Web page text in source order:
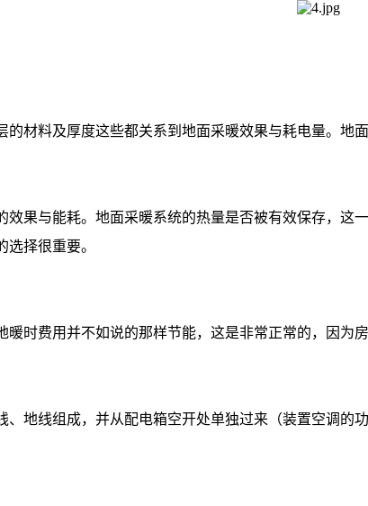
材料及厚度这些都关系到地面采暖效果与耗电量。地
效果与能耗。地面采暖系统的热量是否被有效保存，
择很重要。
时费用并不如说的那样节能，这是非常正常的，因为
、地线组成，并从配电箱空开处单独过来（装置空调